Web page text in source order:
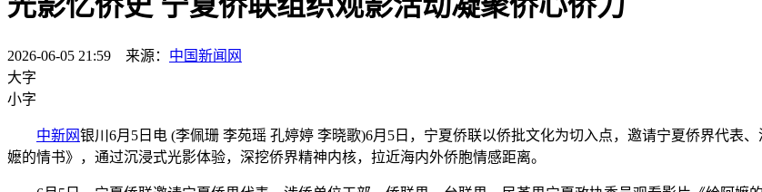
2026-06-05 21:59 来源： 中国新闻网
大字
小字
中新网银川6月5日电 (李佩珊 李苑瑶 孔婷婷 李晓歌)6月5日，宁夏侨联以侨批文化为切入点，邀请宁夏侨界代表
嬷的情书》，通过沉浸式光影体验，深挖侨界精神内核，拉近海内外侨胞情感距离。